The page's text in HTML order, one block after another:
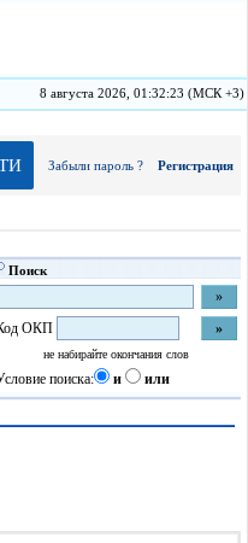
8 августа 2026, 01:32:23 (МСК +3)
Забыли пароль ? Регистрация
Поиск
ОКП
не набирайте окончания слов
поиска: и или